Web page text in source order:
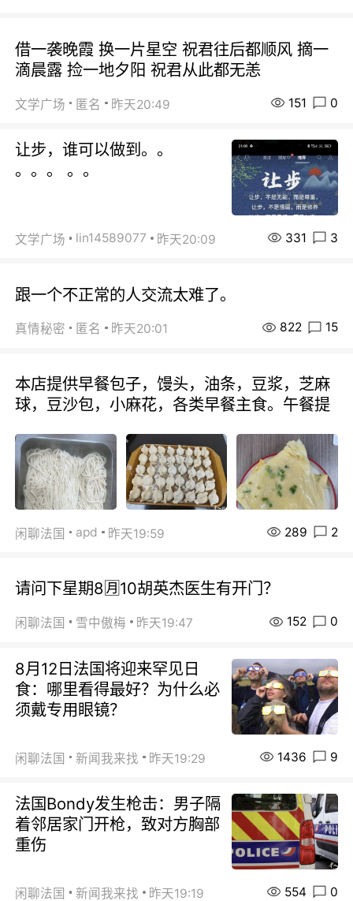
借一袭晚霞 换一片星空 祝君往后都顺风 摘一
滴晨露 捡一地夕阳 祝君从此都无恙
文学广场 匿名 昨天20:49 151 0
让步，谁可以做到。。
。。。 。。
文学广场 lin14589077 昨天20:09 331 3
跟一个不正常的人交流太难了。
真情秘密 匿名 昨天20:01 822 15
本店提供早餐包子，馒头，油条，豆浆，芝麻
球，豆沙包，小麻花，各类早餐主食。午餐提
闲聊法国 apd 昨天19:59 289 2
请问下星期8🈷️10胡英杰医生有开门？
闲聊法国 雪中傲梅 昨天19:47 152 0
8月12日法国将迎来罕见日
食：哪里看得最好？为什么必
须戴专用眼镜？
闲聊法国 新闻我来找 昨天19:29 1436 9
法国Bondy发生枪击：男子隔
着邻居家门开枪，致对方胸部
重伤
闲聊法国 新闻我来找 昨天19:19 554 0